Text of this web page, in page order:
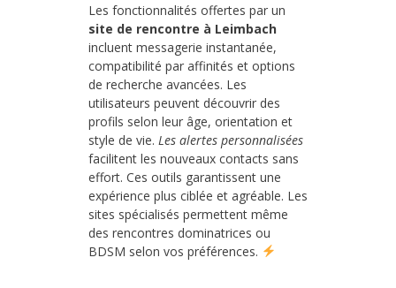
Les fonctionnalités offertes par un
site de rencontre à Leimbach
incluent messagerie instantanée,
compatibilité par affinités et options
de recherche avancées. Les
utilisateurs peuvent découvrir des
profils selon leur âge, orientation et
style de vie. Les alertes personnalisées
facilitent les nouveaux contacts sans
effort. Ces outils garantissent une
expérience plus ciblée et agréable. Les
sites spécialisés permettent même
des rencontres dominatrices ou
BDSM selon vos préférences.